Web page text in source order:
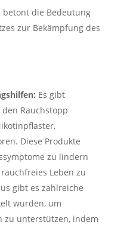
die Bedeutung
zur Bekämpfung des
Es gibt
Rauchstopp
Diese Produkte
zu lindern
Leben zu
gibt es zahlreiche
wurden, um
zu unterstützen, indem